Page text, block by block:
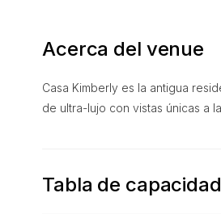
Acerca del venue
Casa Kimberly es la antigua
de ultra-lujo con vistas únicas a
Tabla de